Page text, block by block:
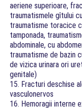
aeriene superioare,
traumatismele gîtului
traumatisme toracice
tamponada,
abdominale, cu
traumatisme de bazin
de vizica urinara ori
genitale)
15. Fracturi deschise
vasculonervos
16. Hemoragii interne